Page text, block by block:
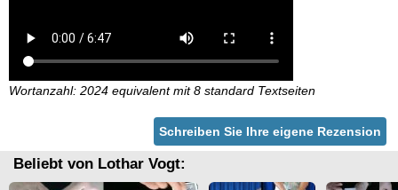
Wortanzahl: 2024 equivalent mit 8 standard Textseiten
Schreiben Sie Ihre eigene Rezension
Beliebt von Lothar Vogt: